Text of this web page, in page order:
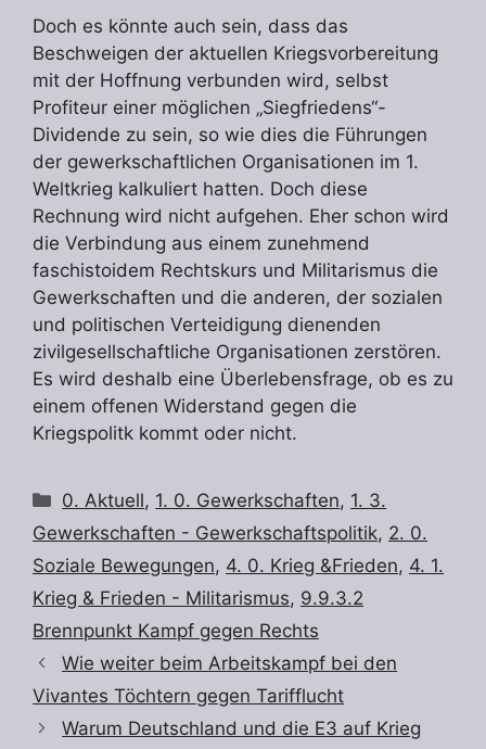
Doch es könnte auch sein, dass das
Beschweigen der aktuellen Kriegsvorbereitung
mit der Hoffnung verbunden wird, selbst
Profiteur einer möglichen „Siegfriedens“-
Dividende zu sein, so wie dies die Führungen
der gewerkschaftlichen Organisationen im 1.
Weltkrieg kalkuliert hatten. Doch diese
Rechnung wird nicht aufgehen. Eher schon wird
die Verbindung aus einem zunehmend
faschistoidem Rechtskurs und Militarismus die
Gewerkschaften und die anderen, der sozialen
und politischen Verteidigung dienenden
zivilgesellschaftliche Organisationen zerstören.
Es wird deshalb eine Überlebensfrage, ob es zu
einem offenen Widerstand gegen die
Kriegspolitk kommt oder nicht.
Kategorien
0. Aktuell, 1. 0. Gewerkschaften, 1. 3.
Gewerkschaften - Gewerkschaftspolitik, 2. 0.
Soziale Bewegungen, 4. 0. Krieg &Frieden, 4. 1.
Krieg & Frieden - Militarismus, 9.9.3.2
Brennpunkt Kampf gegen Rechts
Wie weiter beim Arbeitskampf bei den
Vivantes Töchtern gegen Tarifflucht
Warum Deutschland und die E3 auf Krieg